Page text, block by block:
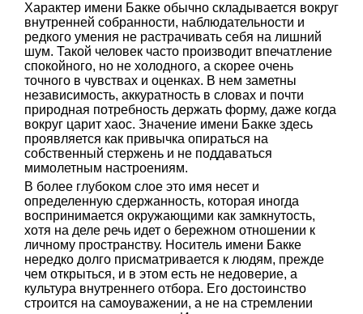
Характер имени Бакке обычно складывается вокруг
внутренней собранности, наблюдательности и
редкого умения не растрачивать себя на лишний
шум. Такой человек часто производит впечатление
спокойного, но не холодного, а скорее очень
точного в чувствах и оценках. В нем заметны
независимость, аккуратность в словах и почти
природная потребность держать форму, даже когда
вокруг царит хаос. Значение имени Бакке здесь
проявляется как привычка опираться на
собственный стержень и не поддаваться
мимолетным настроениям.
В более глубоком слое это имя несет и
определенную сдержанность, которая иногда
воспринимается окружающими как замкнутость,
хотя на деле речь идет о бережном отношении к
личному пространству. Носитель имени Бакке
нередко долго присматривается к людям, прежде
чем открыться, и в этом есть не недоверие, а
культура внутреннего отбора. Его достоинство
строится на самоуважении, а не на стремлении